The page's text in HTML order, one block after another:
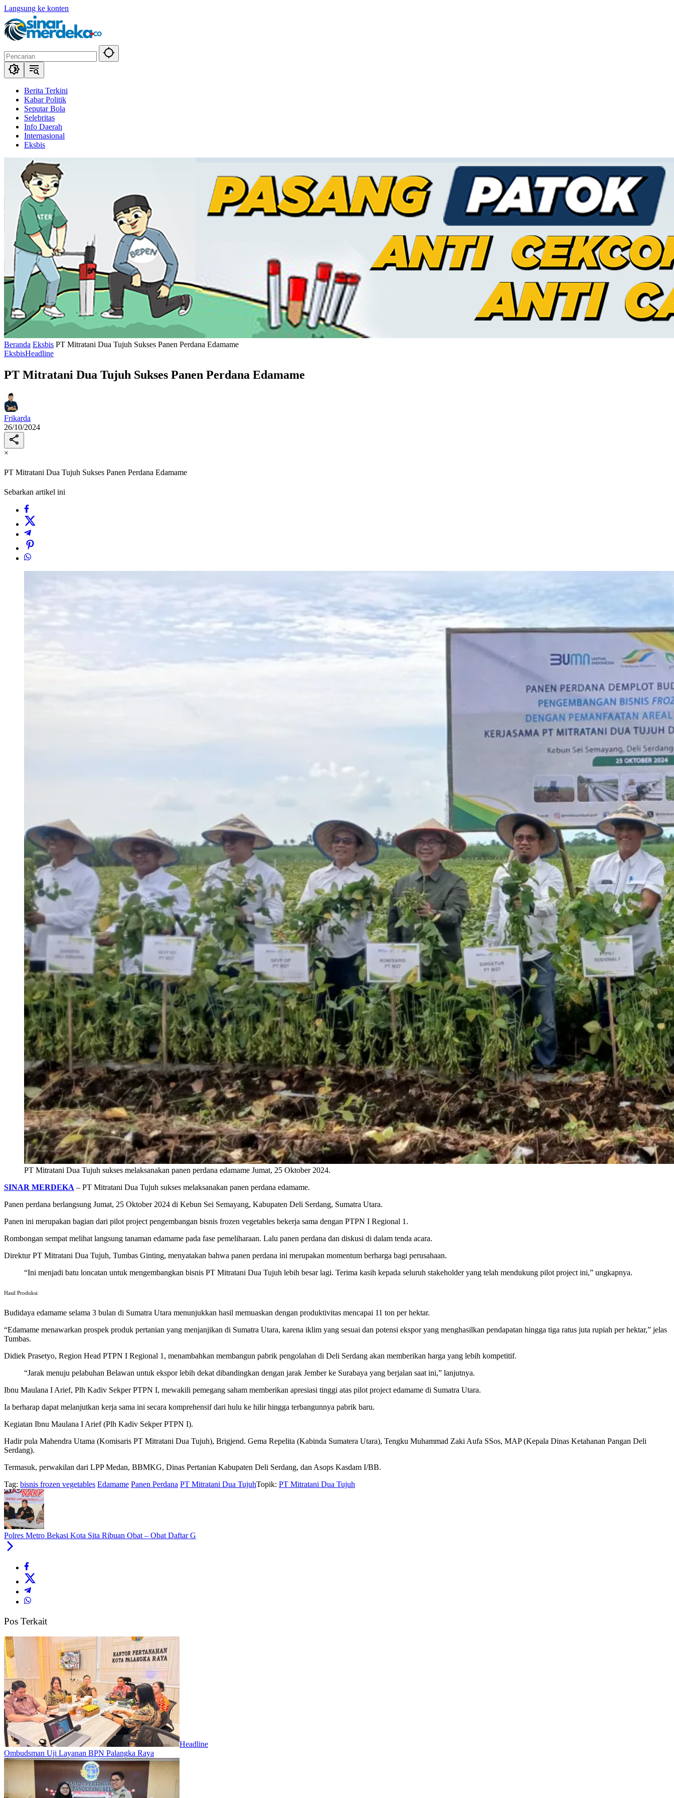
Langsung ke konten
Berita Terkini
Kabar Politik
Seputar Bola
Selebritas
Info Daerah
Internasional
Eksbis
Beranda Eksbis PT Mitratani Dua Tujuh Sukses Panen Perdana Edamame
EksbisHeadline
PT Mitratani Dua Tujuh Sukses Panen Perdana Edamame
Frikarda
26/10/2024
×
PT Mitratani Dua Tujuh Sukses Panen Perdana Edamame
Sebarkan artikel ini
PT Mitratani Dua Tujuh sukses melaksanakan panen perdana edamame Jumat, 25 Oktober 2024.
SINAR MERDEKA – PT Mitratani Dua Tujuh sukses melaksanakan panen perdana edamame.
Panen perdana berlangsung Jumat, 25 Oktober 2024 di Kebun Sei Semayang, Kabupaten Deli Serdang, Sumatra Utara.
Panen ini merupakan bagian dari pilot project pengembangan bisnis frozen vegetables bekerja sama dengan PTPN I Regional 1.
Rombongan sempat melihat langsung tanaman edamame pada fase pemeliharaan. Lalu panen perdana dan diskusi di dalam tenda acara.
Direktur PT Mitratani Dua Tujuh, Tumbas Ginting, menyatakan bahwa panen perdana ini merupakan momentum berharga bagi perusahaan.
“Ini menjadi batu loncatan untuk mengembangkan bisnis PT Mitratani Dua Tujuh lebih besar lagi. Terima kasih kepada seluruh stakeholder yang telah mendukung pilot project ini,” ungkapnya.
Hasil Produksi
Budidaya edamame selama 3 bulan di Sumatra Utara menunjukkan hasil memuaskan dengan produktivitas mencapai 11 ton per hektar.
“Edamame menawarkan prospek produk pertanian yang menjanjikan di Sumatra Utara, karena iklim yang sesuai dan potensi ekspor yang menghasilkan pendapatan hingga tiga ratus juta rupiah per hektar,” jelas
Tumbas.
Didiek Prasetyo, Region Head PTPN I Regional 1, menambahkan membangun pabrik pengolahan di Deli Serdang akan memberikan harga yang lebih kompetitif.
“Jarak menuju pelabuhan Belawan untuk ekspor lebih dekat dibandingkan dengan jarak Jember ke Surabaya yang berjalan saat ini,” lanjutnya.
Ibnu Maulana I Arief, Plh Kadiv Sekper PTPN I, mewakili pemegang saham memberikan apresiasi tinggi atas pilot project edamame di Sumatra Utara.
Ia berharap dapat melanjutkan kerja sama ini secara komprehensif dari hulu ke hilir hingga terbangunnya pabrik baru.
Kegiatan Ibnu Maulana I Arief (Plh Kadiv Sekper PTPN I).
Hadir pula Mahendra Utama (Komisaris PT Mitratani Dua Tujuh), Brigjend. Gema Repelita (Kabinda Sumatera Utara), Tengku Muhammad Zaki Aufa SSos, MAP (Kepala Dinas Ketahanan Pangan Deli
Serdang).
Termasuk, perwakilan dari LPP Medan, BBMKG, Dinas Pertanian Kabupaten Deli Serdang, dan Asops Kasdam I/BB.
Tag: bisnis frozen vegetables Edamame Panen Perdana PT Mitratani Dua TujuhTopik: PT Mitratani Dua Tujuh
Polres Metro Bekasi Kota Sita Ribuan Obat – Obat Daftar G
Pos Terkait
Headline
Ombudsman Uji Layanan BPN Palangka Raya